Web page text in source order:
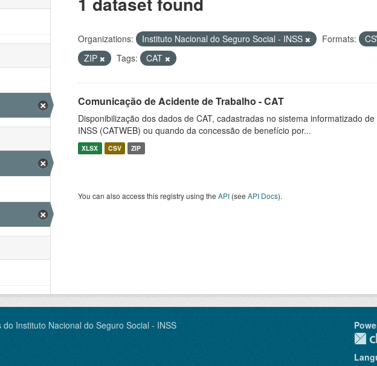
Organizations: Instituto Nacional do Seguro Social - INSS Formats:
ZIP
Tags: CAT
Comunicação de Acidente de Trabalho - CAT
Disponibilização dos dados de CAT, cadastradas no sistema informatizado
INSS (CATWEB) ou quando da concessão de benefício por...
XLSX CSV ZIP
You can also access this registry using the API (see API Docs).
Instituto Nacional do Seguro Social - INSS